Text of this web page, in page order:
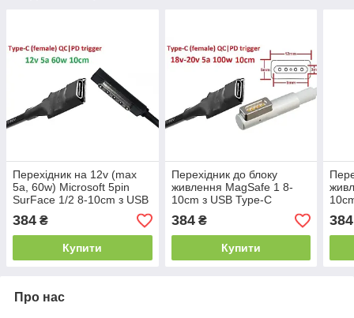
Перехідник на 12v (max
5a, 60w) Microsoft 5pin
SurFace 1/2 8-10cm з USB
Type-C (Female) Quick
Charge Power Delivery
QC|PD тригер
384 ₴
Купити
Перехідник до блоку
живлення MagSafe 1 8-
10cm з USB Type-C
(Female) Quick Charge
Power Delivery QC|PD
тригер (A class) 1 день
384₴
Купити
384
Про нас